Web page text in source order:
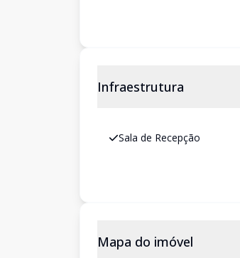
Infraestrutura
Sala de Recepção
Mapa do imóvel